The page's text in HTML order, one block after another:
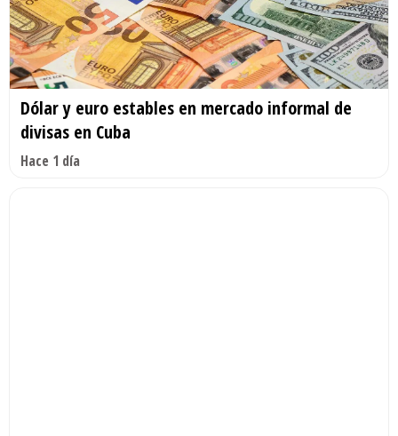
Dólar y euro estables en mercado informal de
divisas en Cuba
Hace 1 día